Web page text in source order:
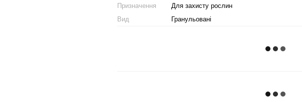
Призначення
Для захисту рослин
Вид
Гранульовані